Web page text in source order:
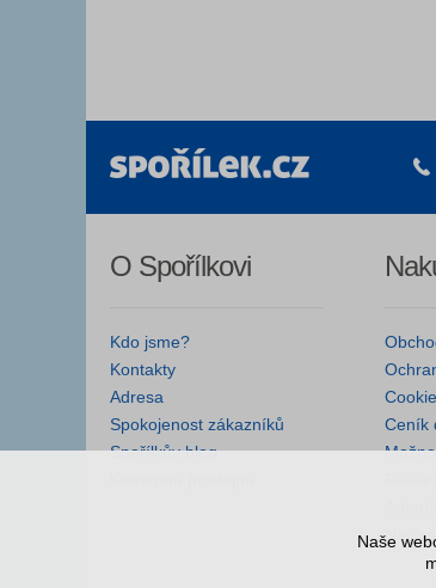
O Spořílkovi
Kdo jsme?
Kontakty
Adresa
Spokojenost zákazníků
Spořílkův blog
Ceník
Naše